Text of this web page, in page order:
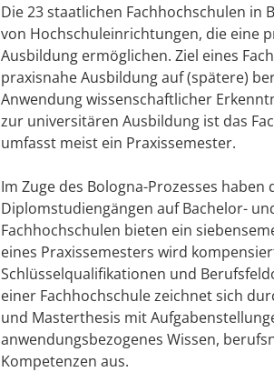
Die 23 staatlichen Fachhochschulen
von Hochschuleinrichtungen, die eine
Ausbildung ermöglichen. Ziel eines
praxisnahe Ausbildung auf (spätere)
Anwendung wissenschaftlicher
zur universitären Ausbildung ist das
umfasst meist ein Praxissemester.
Im Zuge des Bologna-Prozesses
Diplomstudiengängen auf Bachelor-
Fachhochschulen bieten ein
eines Praxissemesters wird
Schlüsselqualifikationen und
einer Fachhochschule zeichnet sich
und Masterthesis mit
anwendungsbezogenes Wissen,
Kompetenzen aus.